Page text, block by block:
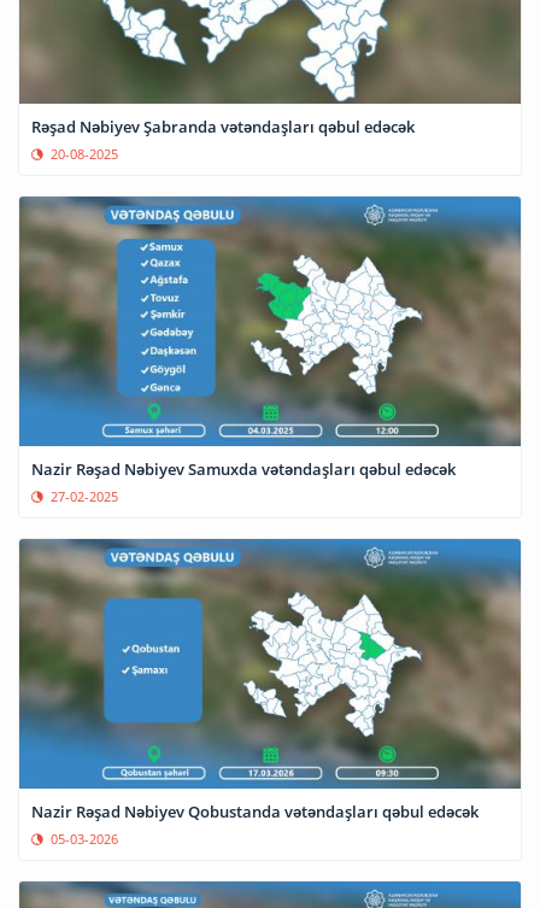
Rəşad Nəbiyev Şabranda vətəndaşları qəbul edəcək
20-08-2025
Nazir Rəşad Nəbiyev Samuxda vətəndaşları qəbul edəcək
27-02-2025
Nazir Rəşad Nəbiyev Qobustanda vətəndaşları qəbul edəcək
05-03-2026